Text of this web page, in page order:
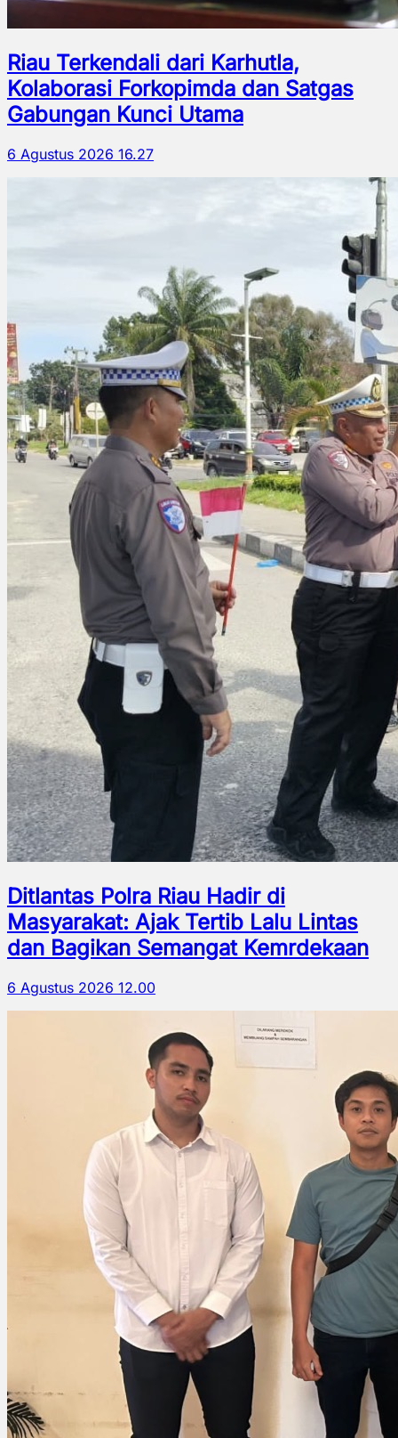
Riau Terkendali dari Karhutla,
Kolaborasi Forkopimda dan Satgas
Gabungan Kunci Utama
6 Agustus 2026 16.27
Ditlantas Polra Riau Hadir di
Masyarakat: Ajak Tertib Lalu Lintas
dan Bagikan Semangat Kemrdekaan
6 Agustus 2026 12.00